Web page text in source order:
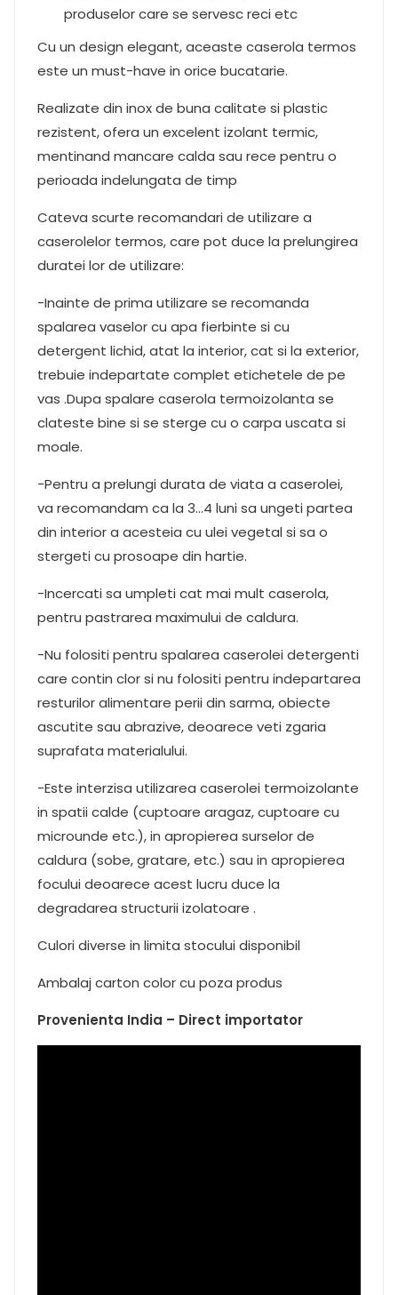
produselor care se servesc reci etc
Cu un design elegant, aceaste caserola termos
este un must-have in orice bucatarie.
Realizate din inox de buna calitate si plastic
rezistent, ofera un excelent izolant termic,
mentinand mancare calda sau rece pentru o
perioada indelungata de timp
Cateva scurte recomandari de utilizare a
caserolelor termos, care pot duce la prelungirea
duratei lor de utilizare:
-Inainte de prima utilizare se recomanda
spalarea vaselor cu apa fierbinte si cu
detergent lichid, atat la interior, cat si la exterior,
trebuie indepartate complet etichetele de pe
vas .Dupa spalare caserola termoizolanta se
clateste bine si se sterge cu o carpa uscata si
moale.
-Pentru a prelungi durata de viata a caserolei,
va recomandam ca la 3…4 luni sa ungeti partea
din interior a acesteia cu ulei vegetal si sa o
stergeti cu prosoape din hartie.
-Incercati sa umpleti cat mai mult caserola,
pentru pastrarea maximului de caldura.
-Nu folositi pentru spalarea caserolei detergenti
care contin clor si nu folositi pentru indepartarea
resturilor alimentare perii din sarma, obiecte
ascutite sau abrazive, deoarece veti zgaria
suprafata materialului.
-Este interzisa utilizarea caserolei termoizolante
in spatii calde (cuptoare aragaz, cuptoare cu
microunde etc.), in apropierea surselor de
caldura (sobe, gratare, etc.) sau in apropierea
focului deoarece acest lucru duce la
degradarea structurii izolatoare .
Culori diverse in limita stocului disponibil
Ambalaj carton color cu poza produs
Provenienta India – Direct importator